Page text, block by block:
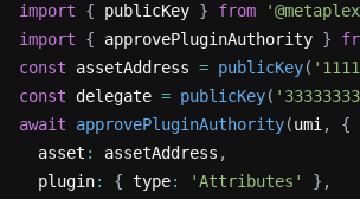
import { publicKey } from
import
{ approvePluginAuthority }
const assetAddress = publicKey(
const delegate = publicKey(
await
approvePluginAuthority(umi ,
{
  asset
: assetAddress ,
  plugin
: { type: 'Attributes' } ,